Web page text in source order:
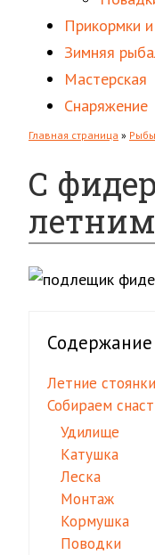
Прикормки
Зимняя
Мастерская
Снаряжение
Главная страница » Рыбы
С
Содержание
Летние
Собираем
Удилище
Катушка
Леска
Монтаж
Кормушка
Поводки